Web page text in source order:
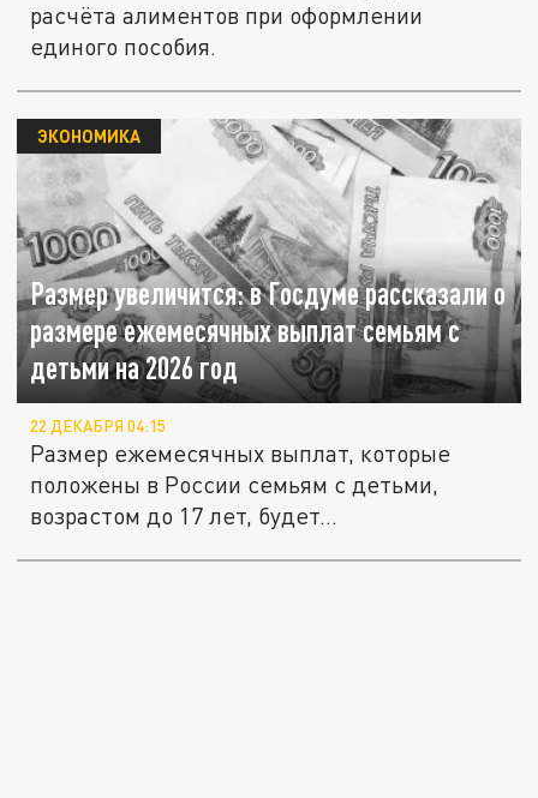
расчёта алиментов при оформлении
единого пособия.
Размер увеличится: в Госдуме рассказали о
размере ежемесячных выплат семьям с
детьми на 2026 год
ЭКОНОМИКА
22 ДЕКАБРЯ 04:15
Размер ежемесячных выплат, которые
положены в России семьям с детьми,
возрастом до 17 лет, будет...